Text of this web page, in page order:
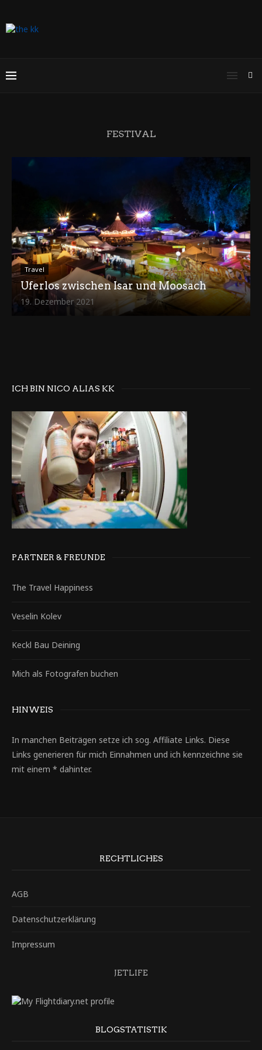
FESTIVAL
Travel
Uferlos zwischen Isar und Moosach
19. Dezember 2021
ICH BIN NICO ALIAS KK
PARTNER & FREUNDE
The Travel Happiness
Veselin Kolev
Keckl Bau Deining
Mich als Fotografen buchen
HINWEIS
In manchen Beiträgen setze ich sog. Affiliate Links. Diese
Links generieren für mich Einnahmen und ich kennzeichne sie
mit einem * dahinter.
RECHTLICHES
AGB
Datenschutzerklärung
Impressum
JETLIFE
BLOGSTATISTIK